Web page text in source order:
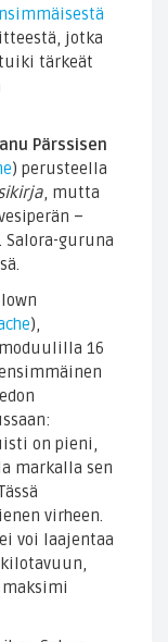
jotka
tuiki tärkeät
Pärssisen
) perusteella
, mutta
–
Salora-guruna
),
16
on pieni,
markalla sen
virheen.
voi laajentaa